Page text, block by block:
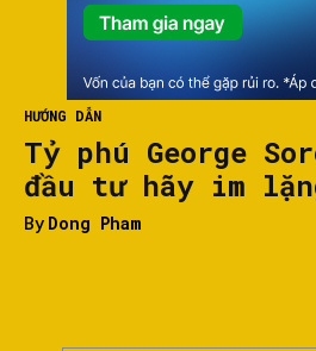
HƯỚNG DẪN
Tỷ phú George
đầu tư hãy im
By Dong Pham